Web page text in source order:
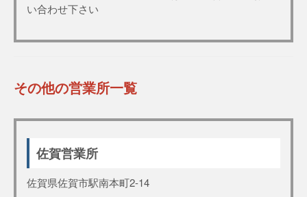
い合わせ下さい
その他の営業所一覧
佐賀営業所
佐賀県佐賀市駅南本町2-14